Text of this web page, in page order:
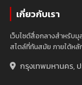
เกี่ยวกับเรา
เว็บไซต์สื่อกลางสำหรับมุ
สไตล์ที่ทันสมัย ภายใต้ห
กรุงเทพมหานคร, ป